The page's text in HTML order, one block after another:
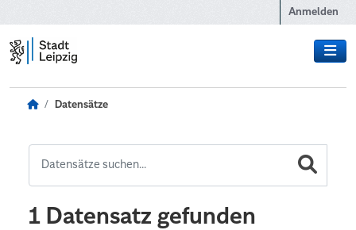
Anmelden
Datensätze
1 Datensatz gefunden